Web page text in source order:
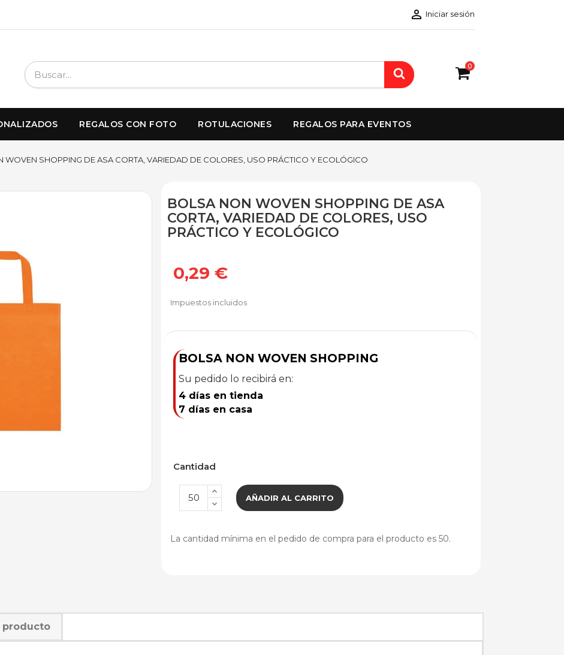
 Iniciar sesión
0
REGALOS CON FOTO ROTULACIONES REGALOS PARA EVENTOS
WOVEN SHOPPING DE ASA CORTA, VARIEDAD DE COLORES, USO PRÁCTICO Y ECOLÓGICO
BOLSA NON WOVEN SHOPPING DE ASA
CORTA, VARIEDAD DE COLORES, USO
PRÁCTICO Y ECOLÓGICO
0,29 €
Impuestos incluidos
BOLSA NON WOVEN SHOPPING
Su pedido lo recibirá en:
4 días en tienda
7 días en casa
Cantidad
AÑADIR AL CARRITO
La cantidad mínima en el pedido de compra para el producto es 50.
producto